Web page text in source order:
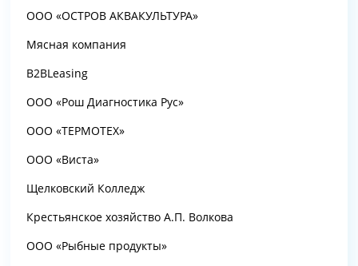
ООО «ОСТРОВ АКВАКУЛЬТУРА»
Мясная компания
B2BLeasing
ООО «Рош Диагностика Рус»
ООО «ТЕРМОТЕХ»
ООО «Виста»
Щелковский Колледж
Крестьянское хозяйство А.П. Волкова
ООО «Рыбные продукты»